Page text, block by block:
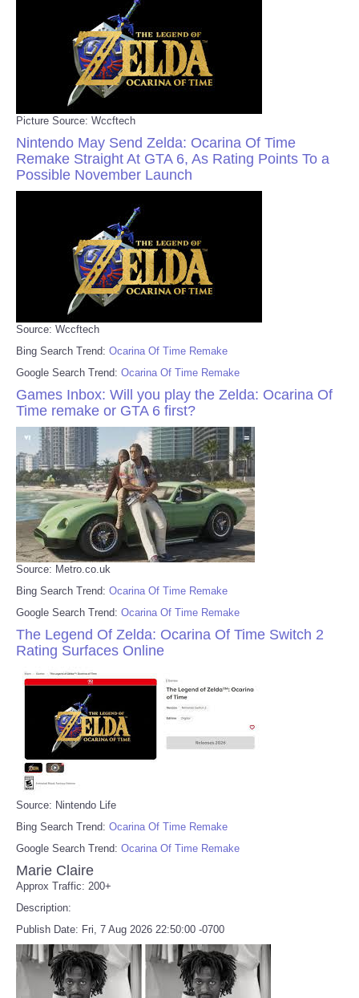
Picture Source: Wccftech
Nintendo May Send Zelda: Ocarina Of Time
Remake Straight At GTA 6, As Rating Points To a
Possible November Launch
Source: Wccftech
Bing Search Trend: Ocarina Of Time Remake
Google Search Trend: Ocarina Of Time Remake
Games Inbox: Will you play the Zelda: Ocarina Of
Time remake or GTA 6 first?
Source: Metro.co.uk
Bing Search Trend: Ocarina Of Time Remake
Google Search Trend: Ocarina Of Time Remake
The Legend Of Zelda: Ocarina Of Time Switch 2
Rating Surfaces Online
Source: Nintendo Life
Bing Search Trend: Ocarina Of Time Remake
Google Search Trend: Ocarina Of Time Remake
Marie Claire
Approx Traffic: 200+
Description:
Publish Date: Fri, 7 Aug 2026 22:50:00 -0700